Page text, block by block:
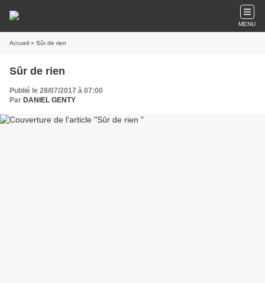
MENU
Accueil » Sûr de rien
Sûr de rien
Publié le 28/07/2017 à 07:00
Par DANIEL GENTY